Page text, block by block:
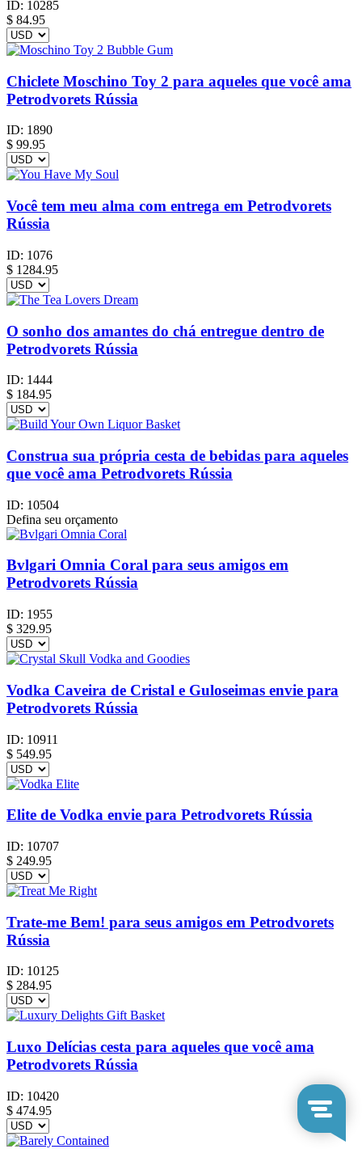
ID: 10285
$ 84.95
Chiclete Moschino Toy 2 para aqueles que você ama
Petrodvorets Rússia
ID: 1890
$ 99.95
Você tem meu alma com entrega em Petrodvorets
Rússia
ID: 1076
$ 1284.95
O sonho dos amantes do chá entregue dentro de
Petrodvorets Rússia
ID: 1444
$ 184.95
Construa sua própria cesta de bebidas para aqueles
que você ama Petrodvorets Rússia
ID: 10504
Defina seu orçamento
Bvlgari Omnia Coral para seus amigos em
Petrodvorets Rússia
ID: 1955
$ 329.95
Vodka Caveira de Cristal e Guloseimas envie para
Petrodvorets Rússia
ID: 10911
$ 549.95
Elite de Vodka envie para Petrodvorets Rússia
ID: 10707
$ 249.95
Trate-me Bem! para seus amigos em Petrodvorets
Rússia
ID: 10125
$ 284.95
Luxo Delícias cesta para aqueles que você ama
Petrodvorets Rússia
ID: 10420
$ 474.95